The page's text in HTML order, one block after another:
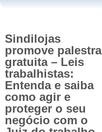
Sindilojas
promove palestra
gratuita – Leis
trabalhistas:
Entenda e saiba
como agir e
proteger o seu
negócio com o